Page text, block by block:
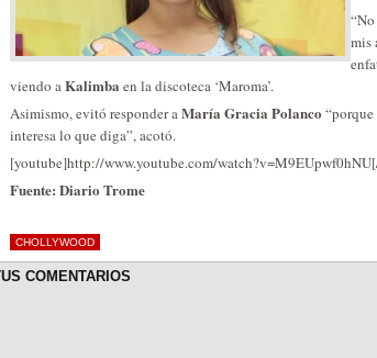
mis
viendo aKalimba en la discoteca ‘Maroma’.
Asimismo, evitó responder aMaría Gracia Polanco
interesa lo que diga”, acotó.
[youtube]http://www.youtube.com/
Fuente: Diario Trome
CHOLLYWOOD
COMENTARIOS